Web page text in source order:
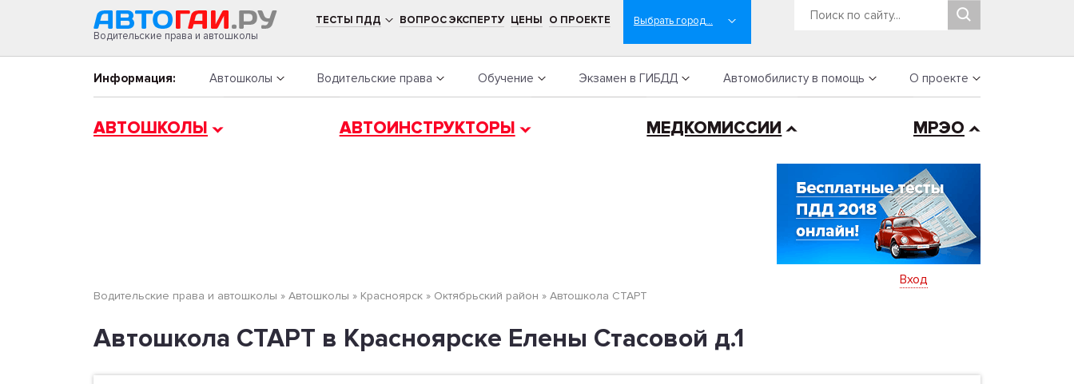
Водительские права и автошколы
ТЕСТЫ ПДД ВОПРОС ЭКСПЕРТУ ЦЕНЫ О ПРОЕКТЕ
Информация: Автошколы Водительские права Обучение Экзамен в ГИБДД Автомобилисту в помощь О проекте
АВТОШКОЛЫ АВТОИНСТРУКТОРЫ МЕДКОМИССИИ МРЭО
Водительские права и автошколы » Автошколы » Красноярск » Октябрьский район » Автошкола СТАРТ
Вход
Автошкола СТАРТ в Красноярске Елены Стасовой д.1